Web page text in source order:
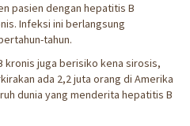
pasien dengan hepatitis B
Infeksi ini berlangsung
tahun.
kronis juga berisiko kena sirosis,
ada 2,2 juta orang di Amerika
dunia yang menderita hepatitis B